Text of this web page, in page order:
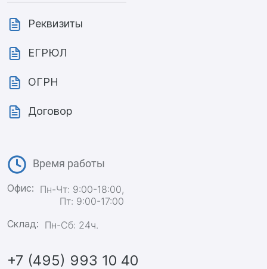
Реквизиты
ЕГРЮЛ
ОГРН
Договор
Время работы
Офис: Пн-Чт: 9:00-18:00,
Пт: 9:00-17:00
Склад: Пн-Сб: 24ч.
+7 (495) 993 10 40